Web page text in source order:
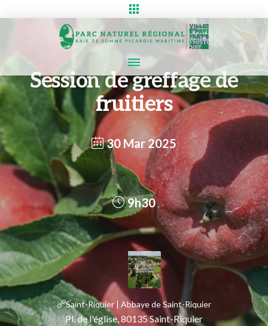
Session de greffage de
fruitiers
30 Mar 2025
9h30
Saint-Riquier | Abbaye de Saint-Riquier
Pl. de l'église, 80135 Saint-Riquier